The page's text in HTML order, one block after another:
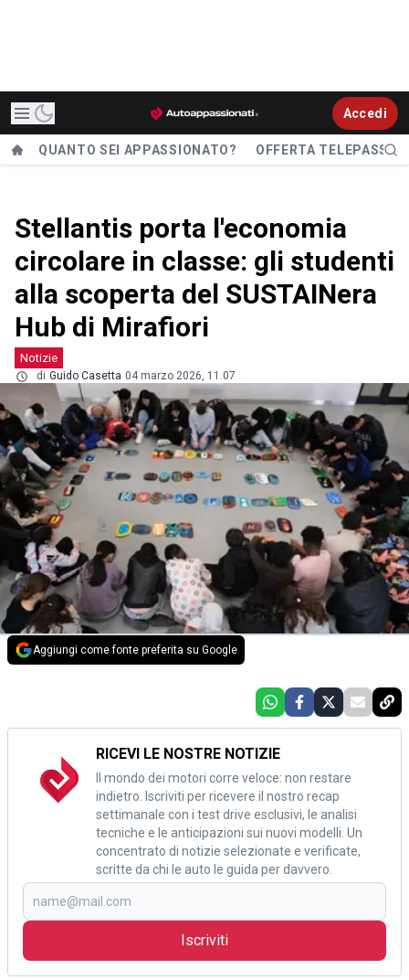
Accedi
QUANTO SEI APPASSIONATO? OFFERTA TELEPASS
Stellantis porta l'economia
circolare in classe: gli studenti
alla scoperta del SUSTAINera
Hub di Mirafiori
Notizie
di Guido Casetta 04 marzo 2026, 11.07
Aggiungi come fonte preferita su Google
RICEVI LE NOSTRE NOTIZIE
Il mondo dei motori corre veloce: non restare
indietro. Iscriviti per ricevere il nostro recap
settimanale con i test drive esclusivi, le analisi
tecniche e le anticipazioni sui nuovi modelli. Un
concentrato di notizie selezionate e verificate,
scritte da chi le auto le guida per davvero.
Iscriviti